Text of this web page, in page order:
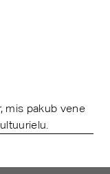
mis pakub vene